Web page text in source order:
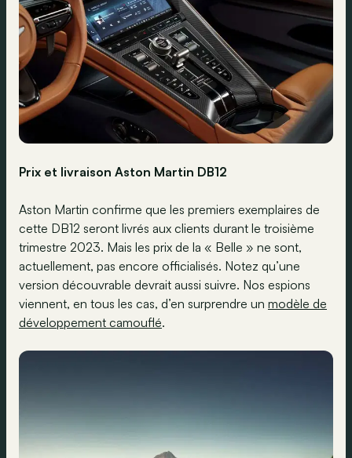
Prix et livraison Aston Martin DB12
Aston Martin confirme que les premiers exemplaires de
cette DB12 seront livrés aux clients durant le troisième
trimestre 2023. Mais les prix de la « Belle » ne sont,
actuellement, pas encore officialisés. Notez qu’une
version découvrable devrait aussi suivre. Nos espions
viennent, en tous les cas, d’en surprendre un modèle de
développement camouflé.